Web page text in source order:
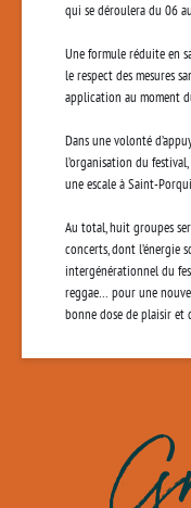
qui se déroulera du 06
Une formule réduite en
le respect des mesures
application au moment
Dans une volonté
l’organisation du
une escale à Saint-
Au total, huit groupes
concerts, dont l’énergie
intergénérationnel du
reggae… pour une
bonne dose de plaisir et